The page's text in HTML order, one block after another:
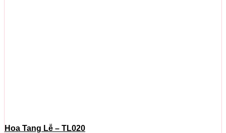
Hoa Tang Lễ – TL020